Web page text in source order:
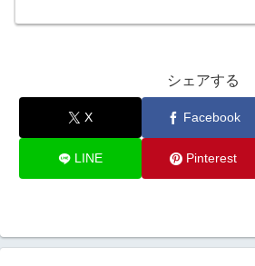
シェアする
X Facebook
LINE Pinterest